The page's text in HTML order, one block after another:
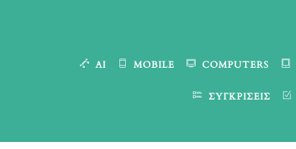
AI MOBILE COMPUTERS
ΣΥΓΚΡΊΣΕΙΣ